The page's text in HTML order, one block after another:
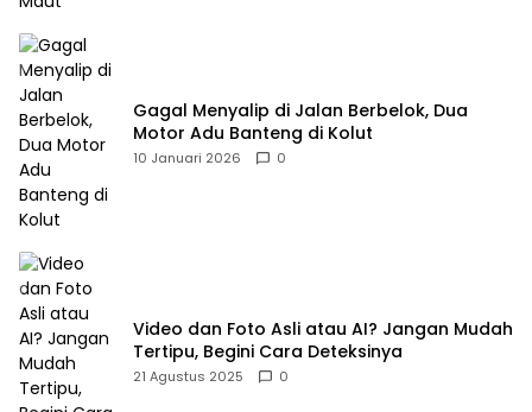
Gagal Menyalip di Jalan Berbelok, Dua
Motor Adu Banteng di Kolut
10 Januari 2026 0
Video dan Foto Asli atau AI? Jangan Mudah
Tertipu, Begini Cara Deteksinya
21 Agustus 2025 0